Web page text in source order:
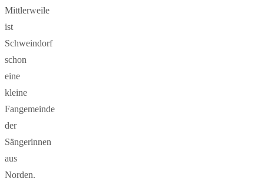
Mittlerweile
ist
Schweindorf
schon
eine
kleine
Fangemeinde
der
Sängerinnen
aus
Norden.